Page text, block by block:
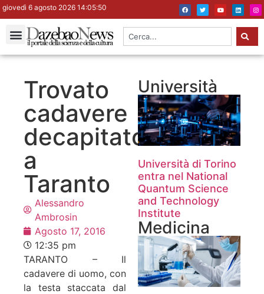
giovedì 6 agosto 2026 14:05:51
Trovato
cadavere
decapitato
a
Taranto
Alessandro
Ambrosin
Agosto 17, 2016
12:35 pm
TARANTO – Il
cadavere di uomo, con
la testa staccata dal
Università
Università di Torino
entra nel National
Quantum Science
and Technology
Institute
Medicina